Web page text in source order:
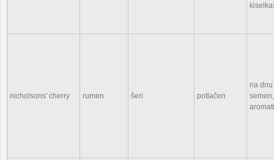
nicholsons' cherry rumen šeri potlačen
na